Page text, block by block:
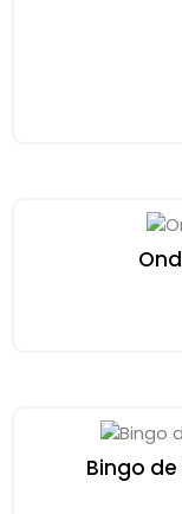
Bingo de